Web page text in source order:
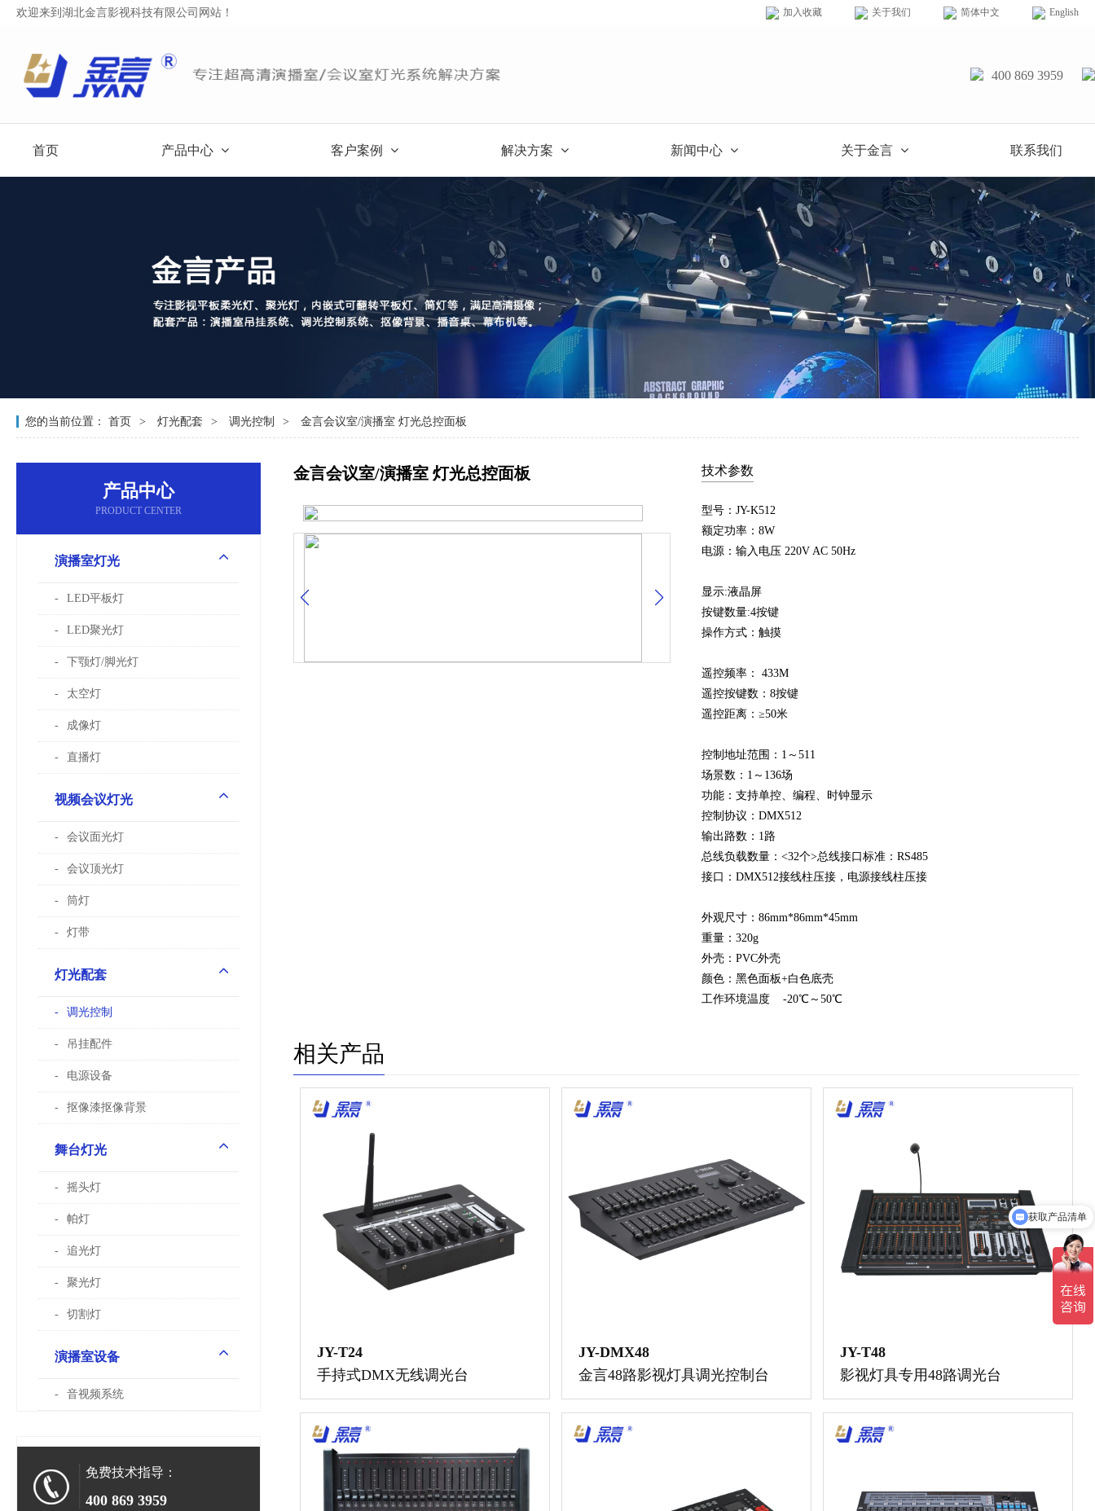
欢迎来到湖北金言影视科技有限公司网站！ 加入收藏 关于我们 简体中文 English
400 869 3959
首页 产品中心 客户案例 解决方案 新闻中心 关于金言 联系我们
您的当前位置： 首页 灯光配套 调光控制 金言会议室/演播室 灯光总控面板
产品中心
PRODUCT CENTER
演播室灯光
LED平板灯
LED聚光灯
下颚灯/脚光灯
太空灯
成像灯
直播灯
视频会议灯光
会议面光灯
会议顶光灯
筒灯
灯带
灯光配套
调光控制
吊挂配件
电源设备
抠像漆抠像背景
舞台灯光
摇头灯
帕灯
追光灯
聚光灯
切割灯
演播室设备
音视频系统
免费技术指导：
400 869 3959
金言会议室/演播室 灯光总控面板 技术参数
型号：JY-K512
额定功率：8W
电源：输入电压 220V AC 50Hz
显示:液晶屏
按键数量:4按键
操作方式：触摸
遥控频率： 433M
遥控按键数：8按键
遥控距离：≥50米
控制地址范围：1～511
场景数：1～136场
功能：支持单控、编程、时钟显示
控制协议：DMX512
输出路数：1路
总线负载数量：<32个>总线接口标准：RS485
接口：DMX512接线柱压接，电源接线柱压接
外观尺寸：86mm*86mm*45mm
重量：320g
外壳：PVC外壳
颜色：黑色面板+白色底壳
工作环境温度 -20℃～50℃
相关产品
JY-T24
手持式DMX无线调光台
JY-DMX48
金言48路影视灯具调光控制台
JY-T48
影视灯具专用48路调光台
获取产品清单